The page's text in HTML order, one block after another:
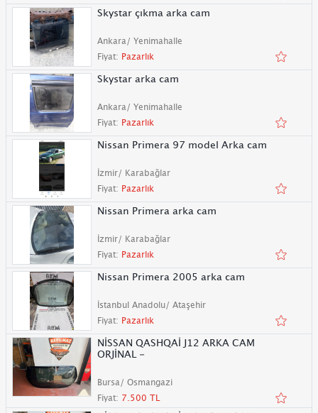
Skystar çıkma arka cam
Ankara/ Yenimahalle
Fiyat: Pazarlık
Skystar arka cam
Ankara/ Yenimahalle
Fiyat: Pazarlık
Nissan Primera 97 model Arka cam
İzmir/ Karabağlar
Fiyat: Pazarlık
Nissan Primera arka cam
İzmir/ Karabağlar
Fiyat: Pazarlık
Nissan Primera 2005 arka cam
İstanbul Anadolu/ Ataşehir
Fiyat: Pazarlık
NİSSAN QASHQAİ J12 ARKA CAM
ORJİNAL -
Bursa/ Osmangazi
Fiyat: 7.500 TL